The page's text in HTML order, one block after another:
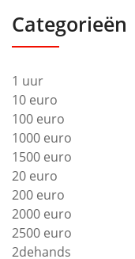
Categorieën
1 uur
10 euro
100 euro
1000 euro
1500 euro
20 euro
200 euro
2000 euro
2500 euro
2dehands